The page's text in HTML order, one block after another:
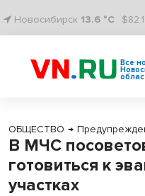
Новосибирск 13.6 °C
Все
ОБЩЕСТВО →
В МЧС
готовиться к
участках